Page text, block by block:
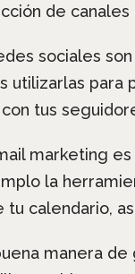
de canales
sociales
utilizarlas para
tus
marketing
la
tu calendario,
manera